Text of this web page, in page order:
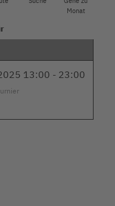
Monat
13:00 - 23:00